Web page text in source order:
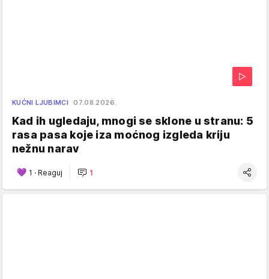
KUĆNI LJUBIMCI 07.08.2026.
Kad ih ugledaju, mnogi se sklone u stranu: 5
rasa pasa koje iza moćnog izgleda kriju
nežnu narav
1 · Reaguj 1